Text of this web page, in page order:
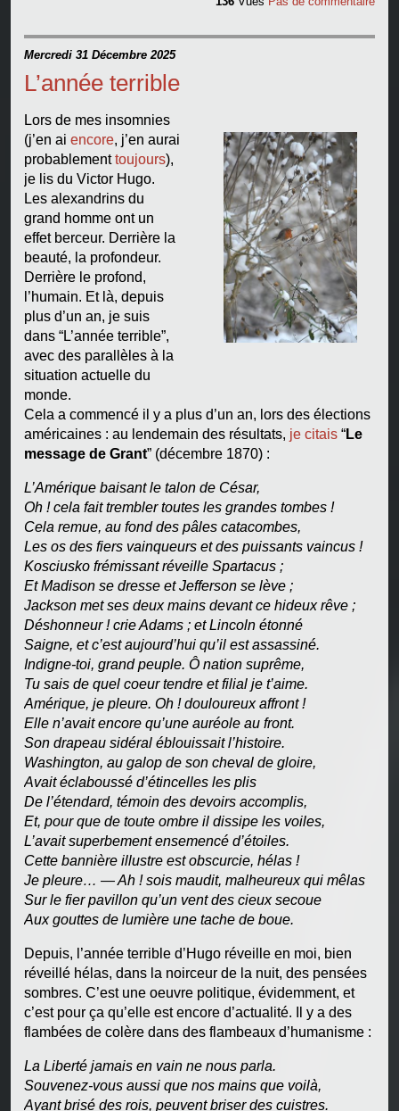
Mercredi 31 Décembre 2025
L’année terrible
Lors de mes insomnies
(j’en ai encore, j’en aurai
probablementtoujours),
je lis du Victor Hugo.
Les alexandrins du
grand homme ont un
effet berceur. Derrière la
beauté, la profondeur.
Derrière le profond,
l’humain. Et là, depuis
plus d’un an, je suis
dans “L’année terrible”,
avec des parallèles à la
situation actuelle du
monde.
Cela a commencé il y a plus d’un an, lors des élections
américaines : au lendemain des résultats, je citais“Le
message de Grant” (décembre 1870) :
L’Amérique baisant le talon de César,
Oh ! cela fait trembler toutes les grandes tombes !
Cela remue, au fond des pâles catacombes,
Les os des fiers vainqueurs et des puissants vaincus !
Kosciusko frémissant réveille Spartacus ;
Et Madison se dresse et Jefferson se lève ;
Jackson met ses deux mains devant ce hideux rêve ;
Déshonneur ! crie Adams ; et Lincoln étonné
Saigne, et c’est aujourd’hui qu’il est assassiné.
Indigne-toi, grand peuple. Ô nation suprême,
Tu sais de quel coeur tendre et filial je t’aime.
Amérique, je pleure. Oh ! douloureux affront !
Elle n’avait encore qu’une auréole au front.
Son drapeau sidéral éblouissait l’histoire.
Washington, au galop de son cheval de gloire,
Avait éclaboussé d’étincelles les plis
De l’étendard, témoin des devoirs accomplis,
Et, pour que de toute ombre il dissipe les voiles,
L’avait superbement ensemencé d’étoiles.
Cette bannière illustre est obscurcie, hélas !
Je pleure… — Ah ! sois maudit, malheureux qui mêlas
Sur le fier pavillon qu’un vent des cieux secoue
Aux gouttes de lumière une tache de boue.
Depuis, l’année terrible d’Hugo réveille en moi, bien
réveillé hélas, dans la noirceur de la nuit, des pensées
sombres. C’est une oeuvre politique, évidemment, et
c’est pour ça qu’elle est encore d’actualité. Il y a des
flambées de colère dans des flambeaux d’humanisme :
La Liberté jamais en vain ne nous parla.
Souvenez-vous aussi que nos mains que voilà,
Ayant brisé des rois, peuvent briser des cuistres.